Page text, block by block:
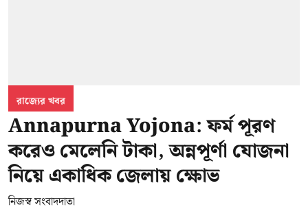
রাজ্যের খবর
Annapurna Yojona: ফর্ম পূরণ
করেও মেলেনি টাকা, অন্নপূর্ণা যোজনা
নিয়ে একাধিক জেলায় ক্ষোভ
নিজস্ব সংবাদদাতা